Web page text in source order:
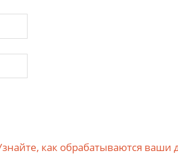
как обрабатываются ваши